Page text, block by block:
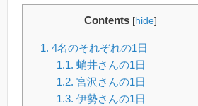
Contents [hide]
1. 4名のそれぞれの1日
1.1. 蛸井さんの1日
1.2. 宮沢さんの1日
1.3. 伊勢さんの1日